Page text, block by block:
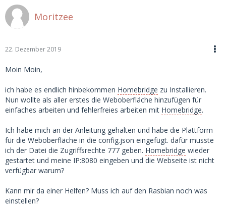
Moritzee
22. Dezember 2019
Moin Moin,
ich habe es endlich hinbekommen Homebridge zu Installieren.
Nun wollte als aller erstes die Weboberfläche hinzufügen für
einfaches arbeiten und fehlerfreies arbeiten mit Homebridge.
Ich habe mich an der Anleitung gehalten und habe die Plattform
für die Weboberfläche in die config.json eingefügt. dafür musste
ich der Datei die Zugriffsrechte 777 geben. Homebridge wieder
gestartet und meine IP:8080 eingeben und die Webseite ist nicht
verfügbar warum?
Kann mir da einer Helfen? Muss ich auf den Rasbian noch was
einstellen?